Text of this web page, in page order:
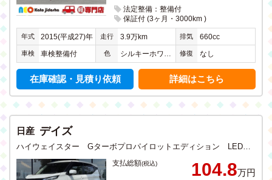
法定整備：整備付
保証付 (3ヶ月・3000km )
年式 2015(平成27)年 走行 3.9万km 排気 660cc
車検 車検整備付 色 シルキーホワイト３Ｐ 修復 なし
在庫確認・見積り依頼 詳細はこちら
日産 デイズ
支払総額(税込) 104.8万円